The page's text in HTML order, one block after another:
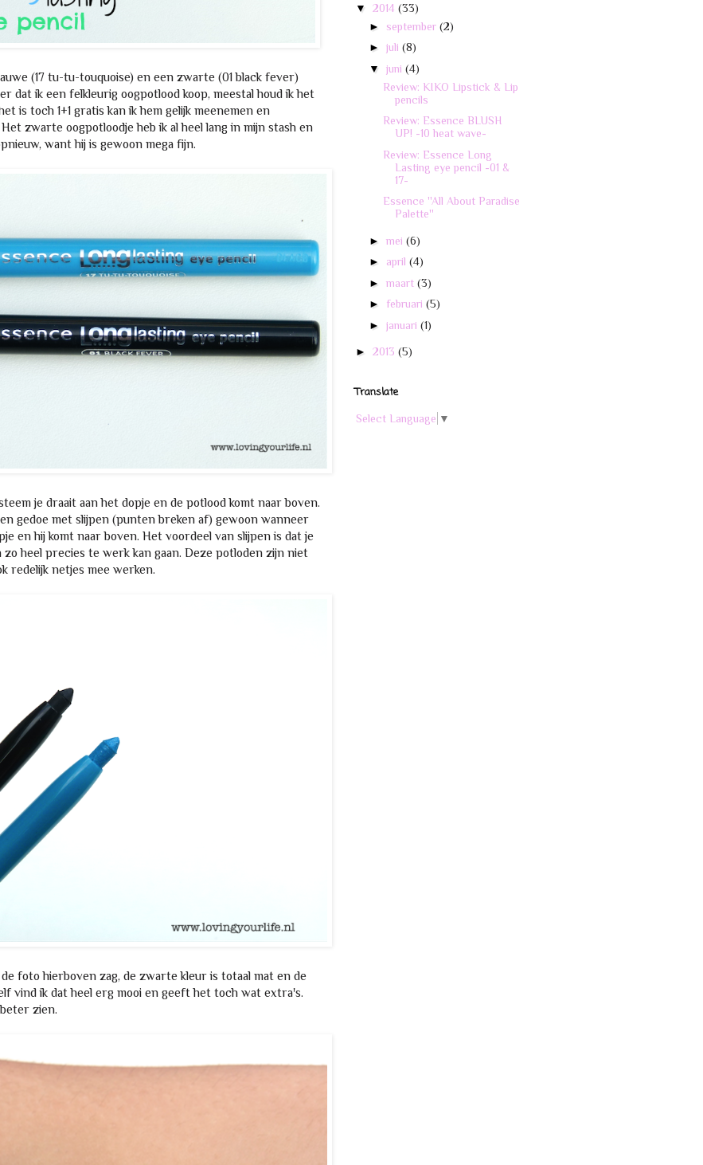
(17 tu-tu-touquoise) en een zwarte (01 black fever)
dat ik een felkleurig oogpotlood koop, meestal houd ik het
is toch 1+1 gratis kan ik hem gelijk meenemen en
zwarte oogpotloodje heb ik al heel lang in mijn stash en
want hij is gewoon mega fijn.
je draait aan het dopje en de potlood komt naar boven.
gedoe met slijpen (punten breken af) gewoon wanneer
en hij komt naar boven. Het voordeel van slijpen is dat je
heel precies te werk kan gaan. Deze potloden zijn niet
redelijk netjes mee werken.
foto hierboven zag, de zwarte kleur is totaal mat en de
vind ik dat heel erg mooi en geeft het toch wat extra's.
zien.
▼ 2014 (33)
► september (2)
► juli (8)
▼ juni (4)
Review: KIKO Lipstick & Lip
pencils
Review: Essence BLUSH
UP! -10 heat wave-
Review: Essence Long
Lasting eye pencil -01 &
17-
Essence ''All About Paradise
Palette''
► mei (6)
► april (4)
► maart (3)
► februari (5)
► januari (1)
► 2013 (5)
Translate
Select Language ▼